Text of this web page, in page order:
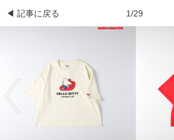
◀ 記事に戻る 1/29